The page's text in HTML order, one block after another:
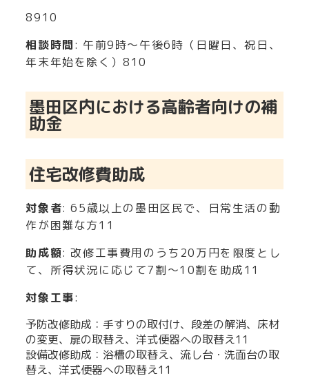
8910
相談時間: 午前9時～午後6時（日曜日、祝日、
年末年始を除く）810
墨田区内における高齢者向けの補
助金
住宅改修費助成
対象者: 65歳以上の墨田区民で、日常生活の動
作が困難な方11
助成額: 改修工事費用のうち20万円を限度とし
て、所得状況に応じて7割～10割を助成11
対象工事:
予防改修助成：手すりの取付け、段差の解消、床材
の変更、扉の取替え、洋式便器への取替え11
設備改修助成：浴槽の取替え、流し台・洗面台の取
替え、洋式便器への取替え11